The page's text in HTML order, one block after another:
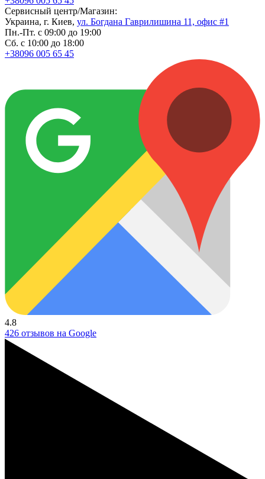
Сервисный центр/Магазин:
Украина, г. Киев, ул. Богдана Гаврилишина 11, офис #1
Пн.-Пт. с 09:00 до 19:00
Сб. с 10:00 до 18:00
+38096 005 65 45
4.8
426 отзывов на Google